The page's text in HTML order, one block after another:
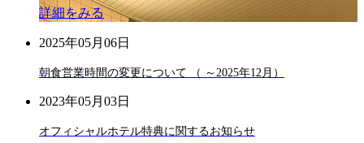
詳細をみる
2025年05月06日
朝食営業時間の変更について （ ～2025年12月）
2023年05月03日
オフィシャルホテル特典に関するお知らせ